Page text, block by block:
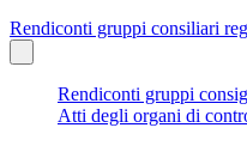
Rendiconti gruppi consiliari
Rendiconti gruppi
Atti degli organi di